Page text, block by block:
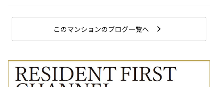
このマンションのブログ一覧へ